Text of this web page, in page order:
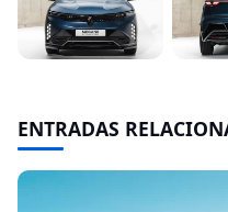
ENTRADAS